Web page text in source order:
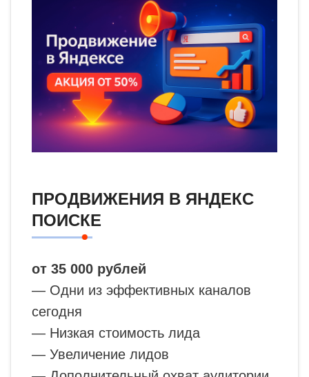
ПРОДВИЖЕНИЯ В ЯНДЕКС
ПОИСКЕ
от 35 000 рублей
— Одни из эффективных каналов
сегодня
— Низкая стоимость лида
— Увеличение лидов